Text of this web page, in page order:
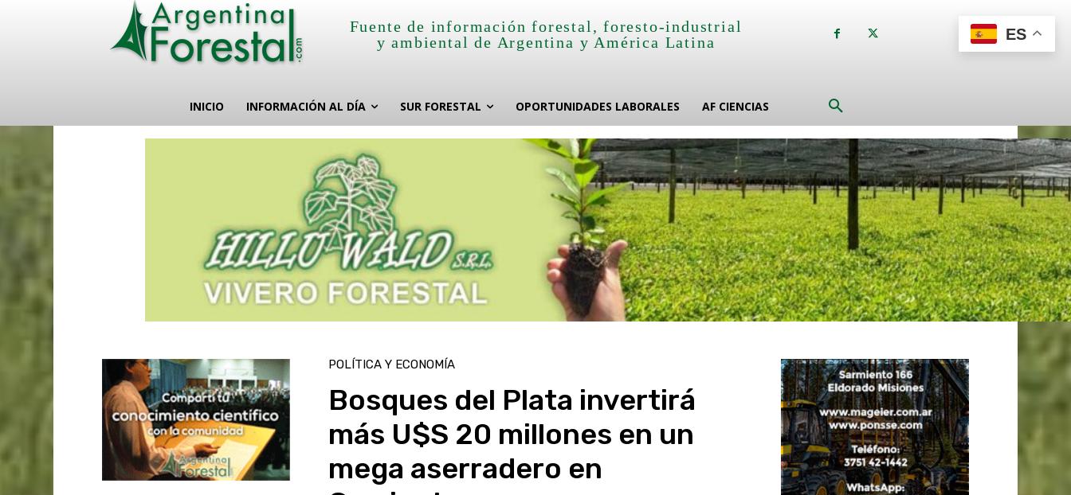
Fuente de información forestal, foresto-industrial
y ambiental de Argentina y América Latina
INICIO INFORMACIÓN AL DÍA SUR FORESTAL OPORTUNIDADES LABORALES AF CIENCIAS
POLÍTICA Y ECONOMÍA
Bosques del Plata invertirá
más U$S 20 millones en un
mega aserradero en
ES